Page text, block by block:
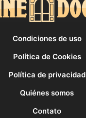
Condiciones de uso
Política de Cookies
Política de privacidad
Quiénes somos
Contato